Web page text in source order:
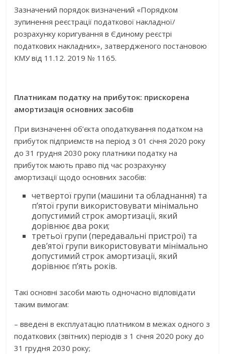
Зазначений порядок визначений «Порядком
зупинення реєстрації податкової накладної/
розрахунку коригування в Єдиному реєстрі
податкових накладних», затвердженого постановою
КМУ від 11.12. 2019 № 1165.
Платникам податку на прибуток: прискорена
амортизація основних засобів
При визначенні об’єкта оподаткування податком на
прибуток підприємств на період з 01 січня 2020 року
до 31 грудня 2030 року платники податку на
прибуток мають право під час розрахунку
амортизації щодо основних засобів:
четвертої групи (машини та обладнання) та
п’ятої групи використовувати мінімально
допустимий строк амортизації, який
дорівнює два роки;
третьої групи (передавальні пристрої) та
дев’ятої групи використовувати мінімально
допустимий строк амортизації, який
дорівнює п’ять років.
Такі основні засоби мають одночасно відповідати
таким вимогам:
– введені в експлуатацію платником в межах одного з
податкових (звітних) періодів з 1 січня 2020 року до
31 грудня 2030 року;